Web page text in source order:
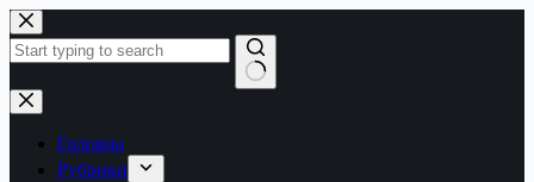
Перейти
до
вмісту
Немає
результатів
Головна
Рубрики